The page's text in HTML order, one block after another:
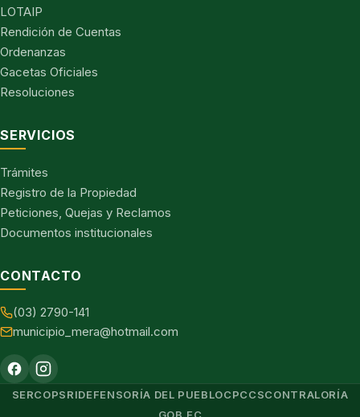
LOTAIP
Rendición de Cuentas
Ordenanzas
Gacetas Oficiales
Resoluciones
SERVICIOS
Trámites
Registro de la Propiedad
Peticiones, Quejas y Reclamos
Documentos institucionales
CONTACTO
(03) 2790-141
municipio_mera@hotmail.com
SERCOPSRIDEFENSORÍA DEL PUEBLOCPCCSCONTRALORÍA